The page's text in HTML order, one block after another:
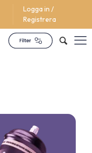
Logga in /
Registrera